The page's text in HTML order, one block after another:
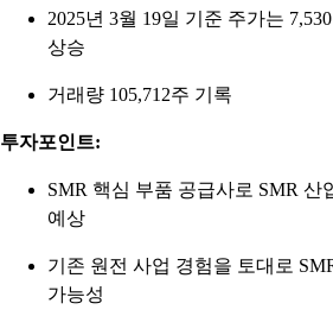
2025년 3월 19일 기준 주가는
상승
거래량 105,712주 기록
투자포인트:
SMR 핵심 부품 공급사로 SMR 산
예상
기존 원전 사업 경험을 토대로
가능성